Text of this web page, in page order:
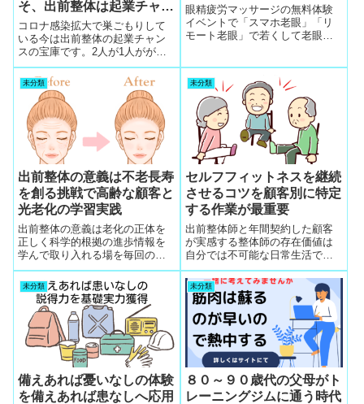
そ、出前整体は起業チャン
スの宝庫｜103歳の母の実
例から学ぶ健康と副業の知
恵
コロナ感染拡大で巣ごもりして
いる今は出前整体の起業チャン
スの宝庫です。2人が1人ががん
罹患する現状では早期発見しな
いと命取りになりますが、検査
に行かない人が多いのです。出
前整体のカウンセリング会話で
血液一滴でがんが見つかること
を教えています
眼精疲労マッサージの無料体験
イベントで「スマホ老眼」「リ
モート老眼」で若くして老眼直
なので先に老眼発見可
未分類
出前整体の意義は不老長寿
を創る挑戦で高齢な顧客と
光老化の学習実践
出前整体の意義は老化の正体を
正しく科学的根拠の進歩情報を
学んで取り入れる場を毎回の訪
問時のカウンセリングで創り出
します。老化遅延の挑戦で元気
になり、若くなる高齢な顧客の
不老長寿を創る挑戦の姿に整体
師は生き甲斐を持って顧客と光
老化の学習実践へ
未分類
セルフフィットネスを継続
させるコツを顧客別に特定
する作業が最重要
出前整体師と年間契約した顧客
が実感する整体師の存在価値は
自分では不可能な日常生活で体
液を流す健康の実践と習慣化を
図るために家事のなかで新しい
アプローチのセルフフィットネ
スを考案し続けてくれる熱意と
見守りに包まれている幸福感が
口コミしたくなる
未分類
備えあれば憂いなしの体験
を備えあれば患なしへ応用
未分類
８０～９０歳代の父母がト
レーニングジムに通う時代